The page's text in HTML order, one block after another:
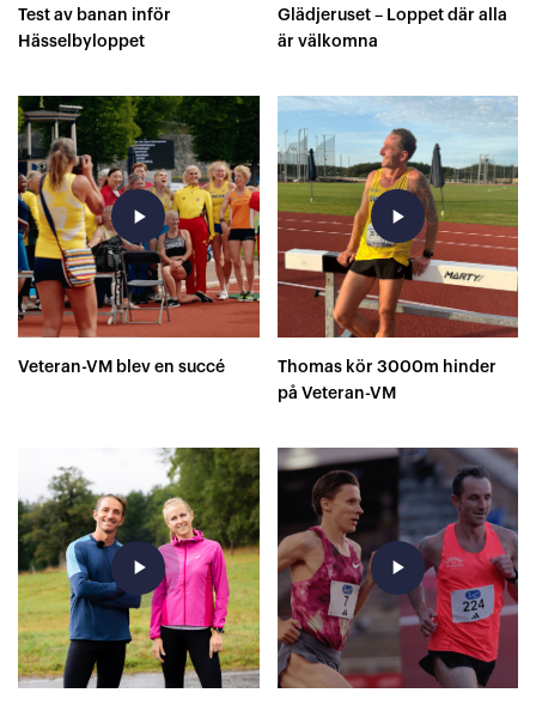
Test av banan inför
Hässelbyloppet
Glädjeruset – Loppet där alla
är välkomna
play_arrow
Veteran-VM blev en succé
play_arrow
Thomas kör 3000m hinder
på Veteran-VM
play_arrow play_arrow